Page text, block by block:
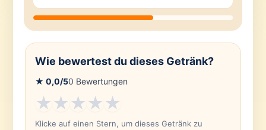
Wie bewertest du dieses Getränk?
★ 0,0/50 Bewertungen
★★★★★
Klicke auf einen Stern, um dieses Getränk zu